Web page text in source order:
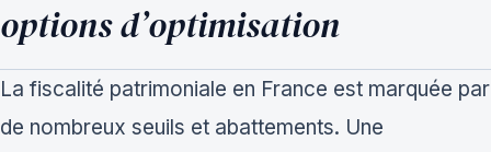
options d’optimisation
La fiscalité patrimoniale en France est marquée par
de nombreux seuils et abattements. Une